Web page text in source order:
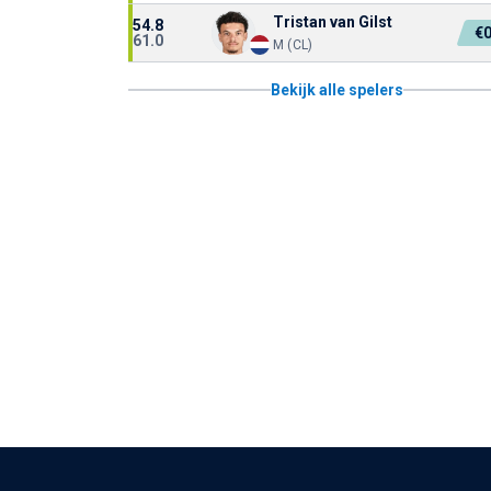
54.8
61.0
Tristan van Gilst
M (CL)
Bekijk alle spelers